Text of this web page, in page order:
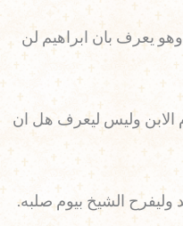
وهو يعرف بان ابراهيم لن
الابن وليس ليعرف هل ان